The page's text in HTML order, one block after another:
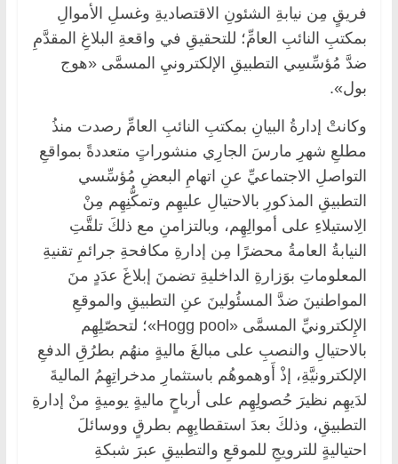
فريقٍ مِن نيابةِ الشئونِ الاقتصاديةِ وغسلِ الأموالِ
بمكتبِ النائبِ العامِّ؛ للتحقيقِ في واقعةِ البلاغِ المقدَّمِ
ضدَّ مُؤسِّسِي التطبيقِ الإلكترونيِ المسمَّى «هوج
بول».
وكانتْ إدارةُ البيانِ بمكتبِ النائبِ العامِّ رصدت منذُ
مطلعِ شهرِ مارسَ الجارِي منشوراتٍ متعددةً بمواقعِ
التواصلِ الاجتماعيِّ عنِ اتهامِ البعضِ مُؤسِّسي
التطبيقِ المذكورِ بالاحتيالِ عليهِم وتمكُّنِهِم مِنْ
الِاستيلاءِ على أموالِهِم، وبالتزامنِ مع ذلكَ تلقَّتِ
النيابةُ العامةُ محضرًا مِن إدارةِ مكافحةِ جرائمِ تقنيةِ
المعلوماتِ بوَزارةِ الداخليةِ تضمنَ إبلاغَ عدَدٍ منَ
المواطنينَ ضدَّ المسئُولينَ عنِ التطبيقِ والموقعِ
الإِلكترونيِّ المسمَّى «Hogg pool»؛ لتحصّلِهِم
بالاحتيالِ والنصبِ على مبالغَ ماليةٍ منهُم بطرُقِ الدفعِ
الإلكترونيَّةِ، إذْ أَوهموهُم باستثمارِ مدخراتِهِمُ الماليةَ
لدَيهِم نظيرَ حُصولِهِم على أرباحٍ ماليةٍ يوميةٍ منْ إدارةِ
التطبيقِ، وذلكَ بعدَ استقطابِهِم بطرقٍ ووسائلَ
احتياليةٍ للترويجِ للموقعِ والتطبيقِ عبرَ شبكةِ